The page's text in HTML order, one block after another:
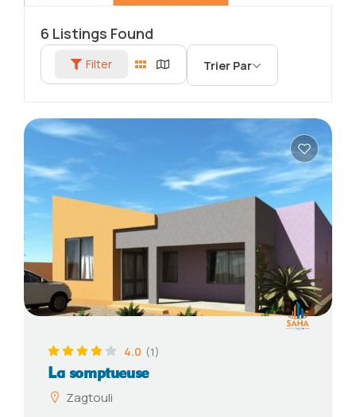
6 Listings Found
Filter Trier Par
4.0 (1)
La somptueuse
Zagtouli